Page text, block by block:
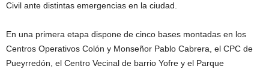
Civil ante distintas emergencias en la ciudad.
En una primera etapa dispone de cinco bases montadas en los
Centros Operativos Colón y Monseñor Pablo Cabrera, el CPC de
Pueyrredón, el Centro Vecinal de barrio Yofre y el Parque